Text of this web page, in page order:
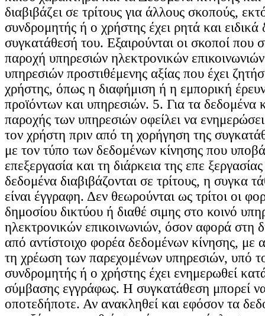
διαβιβάζει σε τρίτους για άλλους σκοπούς,
συνδρομητής ή ο χρήστης έχει ρητά και ειδικά
συγκατάθεσή του. Εξαιρούνται οι σκοποί που
παροχή υπηρεσιών ηλεκτρονικών
υπηρεσιών προστιθέμενης αξίας που έχει
χρήστης, όπως η διαφήμιση ή η εμπορική
προϊόντων και υπηρεσιών. 5. Για τα δεδομένα
παροχής των υπηρεσιών οφείλει να
τον χρήστη πριν από τη χορήγηση της
με τον τύπο των δεδομένων κίνησης που
επεξεργασία και τη διάρκεια της επε
δεδομένα διαβιβάζονται σε τρίτους, η συγκα
είναι έγγραφη. Δεν θεωρούνται ως τρίτοι οι
δημοσίου δικτύου ή διαθέ σιμης στο κοινό
ηλεκτρονικών επικοινωνιών, όσον αφορά στη
από αντίστοιχο φορέα δεδομένων κίνησης, με
τη χρέωση των παρεχομένων υπηρεσιών, υπό
συνδρομητής ή ο χρήστης έχει ενημερωθεί
σύμβασης εγγράφως. Η συγκατάθεση μπορεί
οποτεδήποτε. Αν ανακληθεί και εφόσον τα